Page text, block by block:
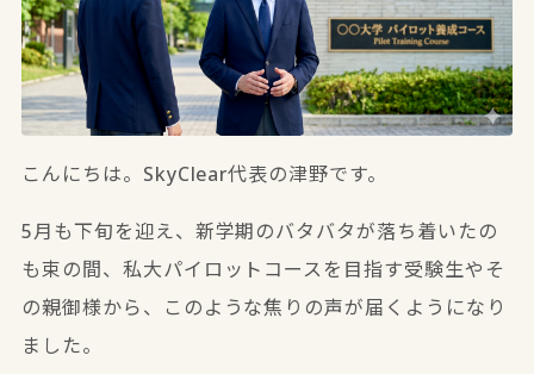
こんにちは。SkyClear代表の津野です。
5月も下旬を迎え、新学期のバタバタが落ち着いたの
も束の間、私大パイロットコースを目指す受験生やそ
の親御様から、このような焦りの声が届くようになり
ました。